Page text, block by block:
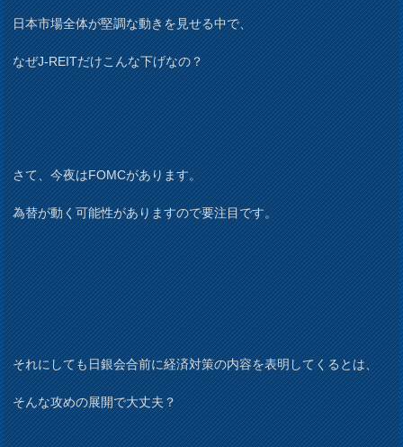
日本市場全体が堅調な動きを見せる中で、
なぜJ-REITだけこんな下げなの？
さて、今夜はFOMCがあります。
為替が動く可能性がありますので要注目です。
それにしても日銀会合前に経済対策の内容を表明してくるとは、
そんな攻めの展開で大丈夫？